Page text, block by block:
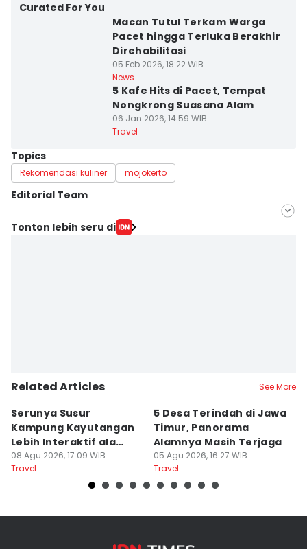
Curated For You
Macan Tutul Terkam Warga
Pacet hingga Terluka Berakhir
Direhabilitasi
05 Feb 2026, 18:22 WIB
News
5 Kafe Hits di Pacet, Tempat
Nongkrong Suasana Alam
06 Jan 2026, 14:59 WIB
Travel
Topics
Rekomendasi kuliner mojokerto
Editorial Team
Editor
Tonton lebih seru di
Related Articles See More
Serunya Susur
Kampung Kayutangan
Lebih Interaktif ala
Kelana Race
08 Agu 2026, 17:09 WIB
Travel
5 Desa Terindah di Jawa
Timur, Panorama
Alamnya Masih Terjaga
05 Agu 2026, 16:27 WIB
Travel